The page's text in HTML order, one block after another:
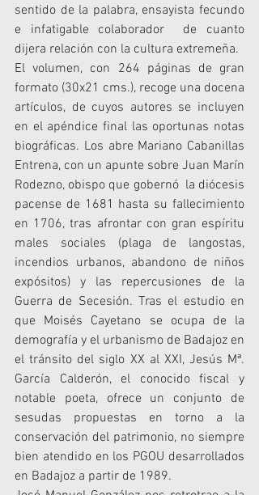
sentido de la palabra, ensayista fecundo
e infatigable colaborador  de cuanto
dijera relación con la cultura extremeña.
El volumen, con 264 páginas de gran
formato (30x21 cms.), recoge una docena
artículos, de cuyos autores se incluyen
en el apéndice final las oportunas notas
biográficas. Los abre Mariano Cabanillas
Entrena, con un apunte sobre Juan Marín
Rodezno, obispo que gobernó  la diócesis
pacense de 1681 hasta su fallecimiento
en 1706, tras afrontar con gran espíritu
males sociales (plaga de langostas,
incendios urbanos, abandono de niños
expósitos) y las repercusiones de la
Guerra de Secesión. Tras el estudio en
que Moisés Cayetano se ocupa de la
demografía y el urbanismo de Badajoz en
el tránsito del siglo XX al XXI, Jesús Mª.
García Calderón, el conocido fiscal y
notable poeta, ofrece un conjunto de
sesudas propuestas en torno a la
conservación del patrimonio, no siempre
bien atendido en los PGOU desarrollados
en Badajoz a partir de 1989.